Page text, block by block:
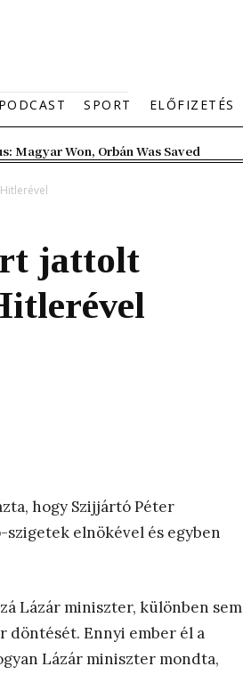
PODCAST SPORT ELŐFIZETÉS
Magyar Won, Orbán Was Saved
jattolt
hogy Szijjártó Péter
elnökével és egyben
Lázár miniszter, különben sem
döntését. Ennyi ember él a
Lázár miniszter mondta,